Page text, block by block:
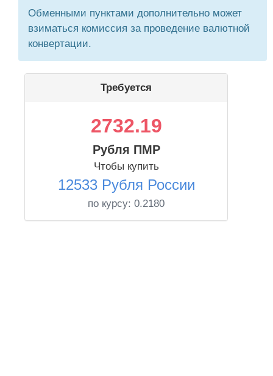
Обменными пунктами дополнительно может
взиматься комиссия за проведение валютной
конвертации.
Требуется
2732.19
Рубля ПМР
Чтобы купить
12533 Рубля России
по курсу: 0.2180